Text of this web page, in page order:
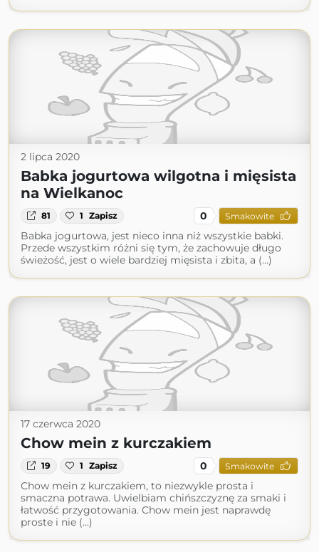
2 lipca 2020
Babka jogurtowa wilgotna i mięsista
na Wielkanoc
81 1 Zapisz 0 Smakowite
Babka jogurtowa, jest nieco inna niż wszystkie babki.
Przede wszystkim różni się tym, że zachowuje długo
świeżość, jest o wiele bardziej mięsista i zbita, a (...)
17 czerwca 2020
Chow mein z kurczakiem
19 1 Zapisz 0 Smakowite
Chow mein z kurczakiem, to niezwykle prosta i
smaczna potrawa. Uwielbiam chińszczyznę za smaki i
łatwość przygotowania. Chow mein jest naprawdę
proste i nie (...)